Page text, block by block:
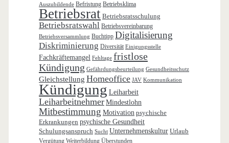
Auszubildende Befristung Betriebsklima
Betriebsrat Betriebsratsschulung
Betriebsratswahl Betriebsvereinbarung
Betriebsversammlung Buchtipp Digitalisierung
Diskriminierung Diversität Einigungsstelle
Fachkräftemangel Fehltage fristlose
Kündigung Gefährdungsbeurteilung Gesundheitsschutz
Gleichstellung Homeoffice JAV Kommunikation
Kündigung Leiharbeit
Leiharbeitnehmer Mindestlohn
Mitbestimmung Motivation psychische
Erkrankungen psychische Gesundheit
Schulungsanspruch Sucht Unternehmenskultur Urlaub
Vergütung Weiterbildung Überstunden